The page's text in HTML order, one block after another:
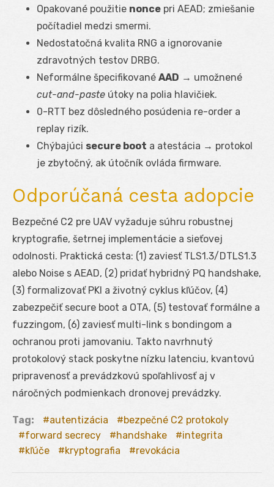
Opakované použitie nonce pri AEAD; zmiešanie
počítadiel medzi smermi.
Nedostatočná kvalita RNG a ignorovanie
zdravotných testov DRBG.
Neformálne špecifikované AAD → umožnené
cut-and-paste útoky na polia hlavičiek.
0-RTT bez dôsledného posúdenia re-order a
replay rizík.
Chýbajúci secure boot a atestácia → protokol
je zbytočný, ak útočník ovláda firmware.
Odporúčaná cesta adopcie
Bezpečné C2 pre UAV vyžaduje súhru robustnej
kryptografie, šetrnej implementácie a sieťovej
odolnosti. Praktická cesta: (1) zaviesť TLS1.3/DTLS1.3
alebo Noise s AEAD, (2) pridať hybridný PQ handshake,
(3) formalizovať PKI a životný cyklus kľúčov, (4)
zabezpečiť secure boot a OTA, (5) testovať formálne a
fuzzingom, (6) zaviesť multi-link s bondingom a
ochranou proti jamovaniu. Takto navrhnutý
protokolový stack poskytne nízku latenciu, kvantovú
pripravenosť a prevádzkovú spoľahlivosť aj v
náročných podmienkach dronovej prevádzky.
Tag: autentizácia
bezpečné C2 protokoly
forward secrecy
handshake
integrita
kľúče
kryptografia revokácia